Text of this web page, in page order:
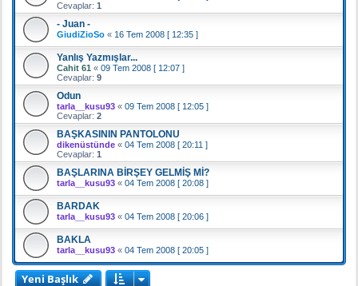
Cevaplar: 1
- Juan -
GiudiZioSo « 16 Tem 2008 [ 12:35 ]
Yanlış Yazmışlar...
Cahit 61 « 09 Tem 2008 [ 12:07 ]
Cevaplar: 9
Odun
tarla__kusu93 « 09 Tem 2008 [ 12:05 ]
Cevaplar: 2
BAŞKASININ PANTOLONU
dikenüstünde « 04 Tem 2008 [ 20:11 ]
Cevaplar: 1
BAŞLARINA BİRŞEY GELMİŞ Mİ?
tarla__kusu93 « 04 Tem 2008 [ 20:08 ]
BARDAK
tarla__kusu93 « 04 Tem 2008 [ 20:06 ]
BAKLA
tarla__kusu93 « 04 Tem 2008 [ 20:05 ]
Yeni Başlık